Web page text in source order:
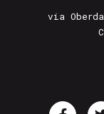
via